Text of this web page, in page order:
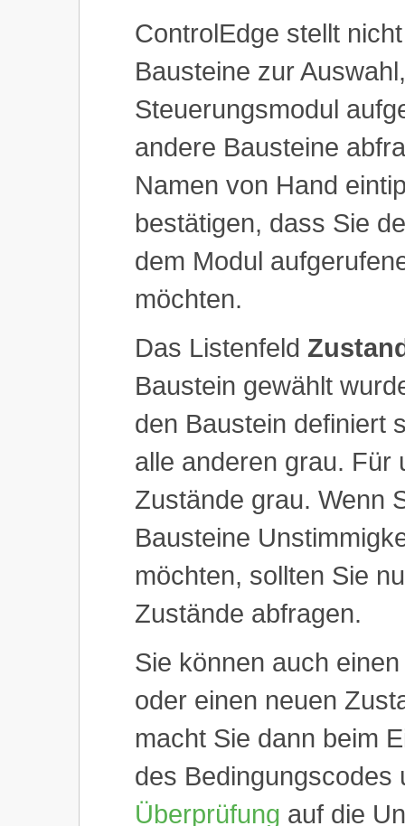
ControlEdge stellt
Bausteine zur
Steuerungsmodul
andere Bausteine
Namen von Hand
bestätigen, dass Sie
dem Modul
möchten.
Das Listenfeld
Baustein gewählt
den Baustein definiert
alle anderen grau. Für
Zustände grau. Wenn
Bausteine
möchten, sollten Sie
Zustände abfragen.
Sie können auch
oder einen neuen
macht Sie dann beim
des
Überprüfung auf die